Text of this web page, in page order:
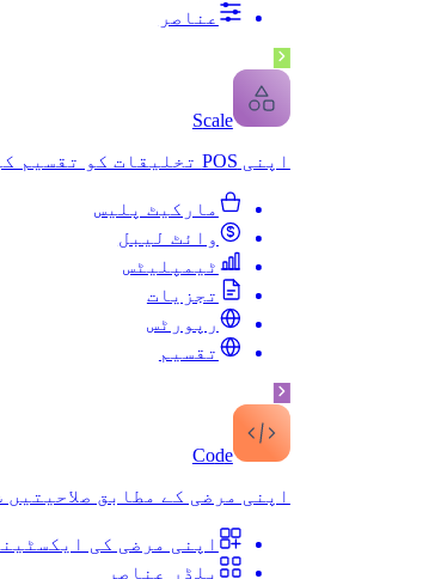
عناصر
Scale
اپنی POS تخلیقات کو تقسیم کریں
مارکیٹ پلیس
وائٹ لیبل
ٹیمپلیٹس
تجزیات
رپورٹس
تقسیم
Code
اپنی مرضی کے مطابق
اپنی مرضی کی
بلڈر عناصر